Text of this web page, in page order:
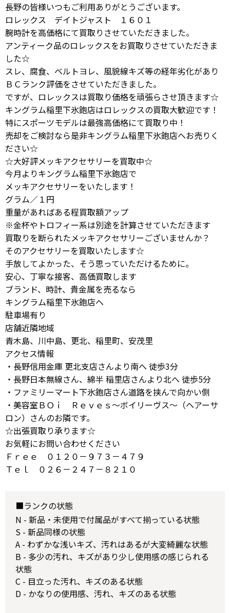
長野の皆様いつもご利用ありがとうございます。
ロレックス デイトジャスト １６０１
腕時計を高価格にて買取りさせていただきました。
アンティーク品のロレックスをお買取りさせていただきま
した☆
スレ、腐食、ベルトヨレ、風貌線キズ等の経年劣化があり
ＢＣランク評価をさせていただきました。
ですが、ロレックスは買取り価格を頑張らさせ頂きます☆
キングラム稲里下氷鉋店はロレックスの買取大歓迎です！
特にスポーツモデルは最強高価格にて買取り中！
売却をご検討なら是非キングラム稲里下氷鉋店へお売りく
ださい☆
☆大好評メッキアクセサリーを買取中☆
今月よりキングラム稲里下氷鉋店で
メッキアクセサリーをいたします！
グラム／１円
重量があればある程買取額アップ
※金杯やトロフィー系は別途を計算させていただきます
買取りを断られたメッキアクセサリーございませんか？
そのアクセサリーを買取いたします☆
手放してよかった、そう思っていただけるために。
安心、丁寧な接客、高価買取します
ブランド、時計、貴金属を売るなら
キングラム稲里下氷鉋店へ
駐車場有り
店舗近隣地域
青木島、川中島、更北、稲里町、安茂里
アクセス情報
・長野信用金庫 更北支店さんより南へ 徒歩3分
・長野日本無線さん、綿半 稲里店さんより北へ 徒歩5分
・ファミリーマート下氷鉋店さん道路を挟んで向かい側
・美容室ＢＯｉ Ｒｅｖｅｓ～ボイリーヴス～（ヘアーサ
ロン）さんのお隣です。
☆出張買取り承ります☆
お気軽にお問い合わせください
Ｆｒｅｅ ０１２０－９７３－４７９
Ｔｅｌ ０２６－２４７－８２１０
■ランクの状態
N - 新品・未使用で付属品がすべて揃っている状態
S - 新品同様の状態
A - わずかな浅いキズ、汚れはあるが大変綺麗な状態
B - 多少の汚れ、キズがあり少し使用感の感じられる
状態
C - 目立った汚れ、キズのある状態
D - かなりの使用感、汚れ、キズのある状態